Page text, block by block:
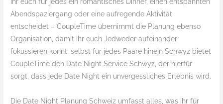
ihr euch für jedes ein romantisches Dinner, einen entspannten
Abendspaziergang oder eine aufregende Aktivität
entscheidet – CoupleTime übernimmt die Planung ebenso
Organisation, damit ihr euch Jedweder aufeinander
fokussieren könnt. selbst für jedes Paare hinein Schwyz bietet
CoupleTime den Date Night Service Schwyz, der hierfür
sorgt, dass jede Date Night ein unvergessliches Erlebnis wird.
Die Date Night Planung Schweiz umfasst alles, was ihr für